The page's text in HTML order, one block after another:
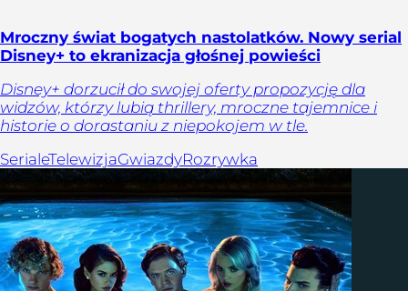
Mroczny świat bogatych nastolatków. Nowy serial
Disney+ to ekranizacja głośnej powieści
Disney+ dorzucił do swojej oferty propozycję dla
widzów, którzy lubią thrillery, mroczne tajemnice i
historie o dorastaniu z niepokojem w tle.
SerialeTelewizjaGwiazdyRozrywka